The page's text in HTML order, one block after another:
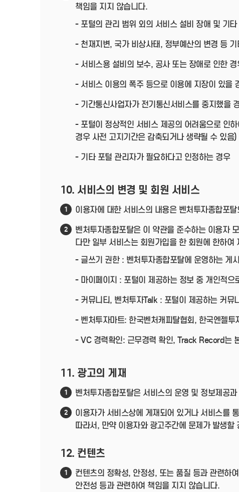
책임을 지지 않습니다.
- 포털의 관리 범위 외의 서비스 설비 장애 및 기
- 천재지변, 국가 비상사태, 정부예산의 변경 등
- 서비스용 설비의 보수, 공사 또는 장애로 인한 경
- 서비스 이용의 폭주 등으로 이용에 지장이 있을
- 기간통신사업자가 전기통신서비스를 중지했을
- 포털이 정상적인 서비스 제공의 어려움으로 인
경우 사전 고지기간은 감축되거나 생략될 수 있음)
- 기타 포털 관리자가 필요하다고 인정하는 경우
10. 서비스의 변경 및 회원 서비스
1 이용자에 대한 서비스의 내용은 벤처투자종합포
2
벤처투자종합포탈은 이 약관을 준수하는 이용자
다만 일부 서비스는 회원가입을 한 회원에 한하여
- 글쓰기 권한 : 벤처투자종합포탈에 운영하는 게
- 마이페이지 : 포털이 제공하는 정보 중 개인적
- 커뮤니티, 벤처투자Talk : 포털이 제공하는 커뮤
- 벤처투자마트: 한국벤처캐피탈협회, 한국엔젤
- VC 경력확인: 근무경력 확인, Track Record는
11. 광고의 게재
1 벤처투자종합포탈은 서비스의 운영 및 정보제공
2
이용자가 서비스상에 게재되어 있거나 서비스를
따라서, 만약 이용자와 광고주간에 문제가 발생
12. 컨텐츠
1
컨텐츠의 정확성, 안정성, 또는 품질 등과 관련하
안전성 등과 관련하여 책임을 지지 않습니다.